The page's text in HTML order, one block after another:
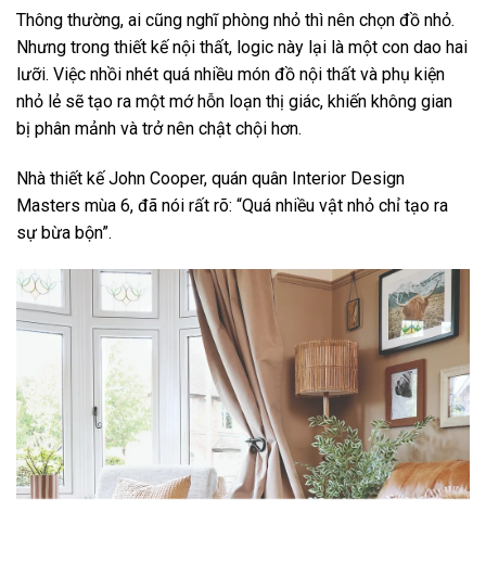
Thông thường, ai cũng nghĩ phòng nhỏ thì nên chọn đồ nhỏ.
Nhưng trong thiết kế nội thất, logic này lại là một con dao hai
lưỡi. Việc nhồi nhét quá nhiều món đồ nội thất và phụ kiện
nhỏ lẻ sẽ tạo ra một mớ hỗn loạn thị giác, khiến không gian
bị phân mảnh và trở nên chật chội hơn.
Nhà thiết kế John Cooper, quán quân Interior Design
Masters mùa 6, đã nói rất rõ: “Quá nhiều vật nhỏ chỉ tạo ra
sự bừa bộn”.